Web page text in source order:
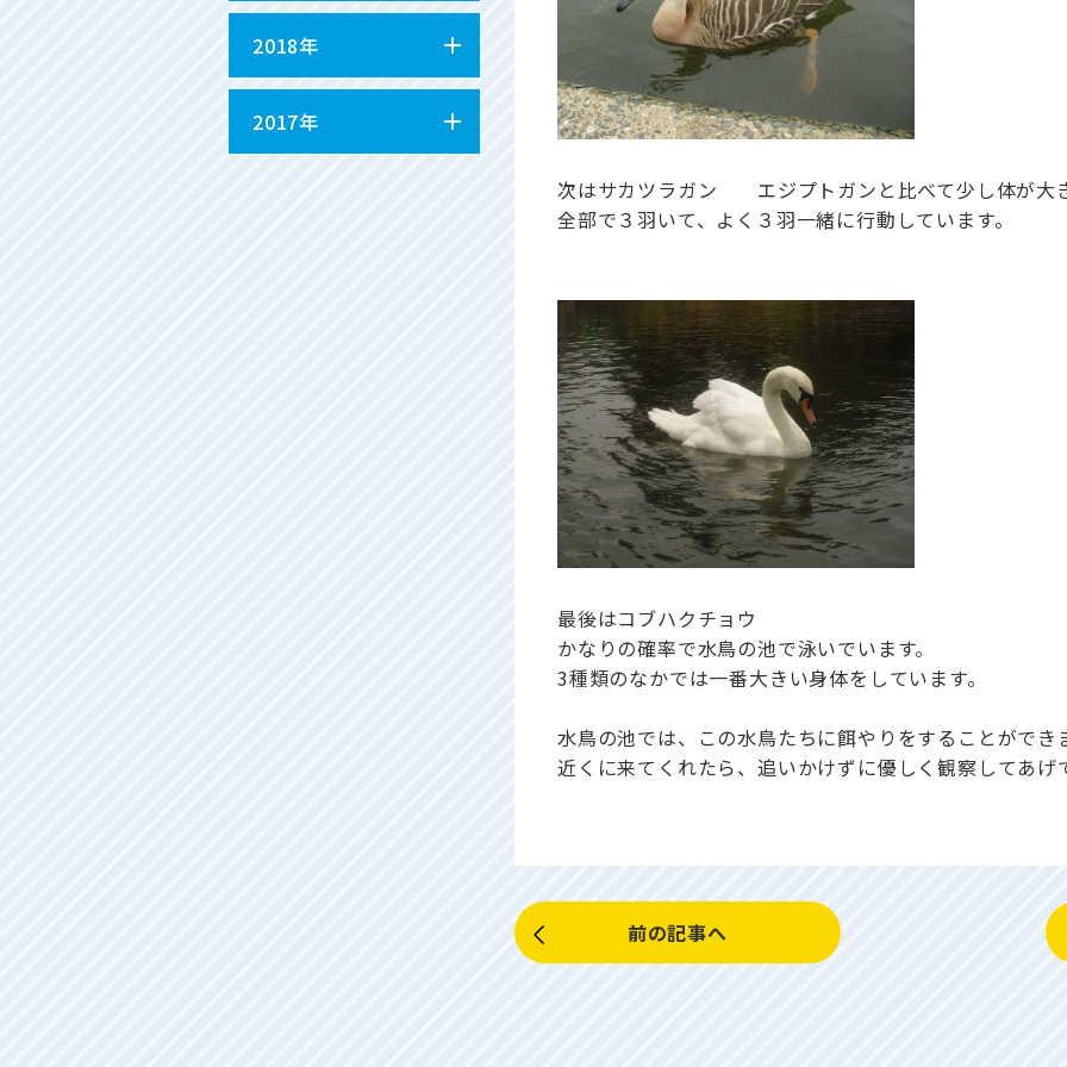
2018年
2017年
次はサカツラガン エジプトガンと比べて少し体が大
全部で３羽いて、よく３羽一緒に行動しています。
最後はコブハクチョウ
かなりの確率で水鳥の池で泳いでいます。
3種類のなかでは一番大きい身体をしています。
水鳥の池では、この水鳥たちに餌やりをすることができ
近くに来てくれたら、追いかけずに優しく観察してあげ
前の記事へ